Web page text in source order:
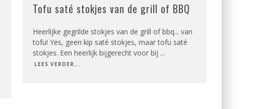
Tofu saté stokjes van de grill of BBQ
Heerlijke gegrilde stokjes van de grill of bbq... van
tofu! Yes, geen kip saté stokjes, maar tofu saté
stokjes. Een heerlijk bijgerecht voor bij ...
LEES VERDER...